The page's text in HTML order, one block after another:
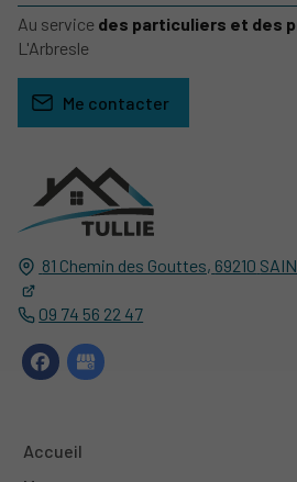
81 Chemin des Gouttes, 69210
09 74 56 22 47
Accueil
Au service des particuliers et des
L'Arbresle
Me contacter